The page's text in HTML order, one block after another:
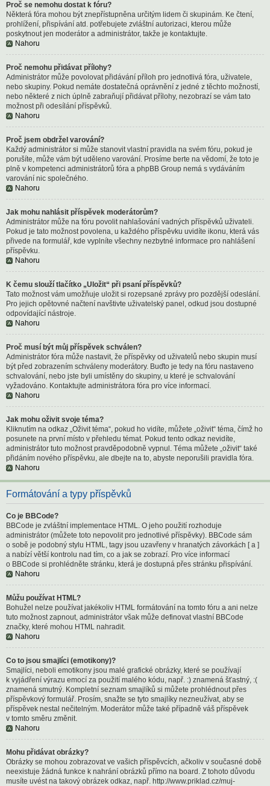
Proč se nemohu dostat k fóru?
Některá fóra mohou být znepřístupněna určitým lidem či skupinám. Ke čtení,
prohlížení, přispívání atd. potřebujete zvláštní autorizaci, kterou může
poskytnout jen moderátor a administrátor, takže je kontaktujte.
Nahoru
Proč nemohu přidávat přílohy?
Administrátor může povolovat přidávání příloh pro jednotlivá fóra, uživatele,
nebo skupiny. Pokud nemáte dostatečná oprávnění z jedné z těchto možností,
nebo některé z nich úplně zabraňují přidávat přílohy, nezobrazí se vám tato
možnost při odesílání příspěvků.
Nahoru
Proč jsem obdržel varování?
Každý administrátor si může stanovit vlastní pravidla na svém fóru, pokud je
porušíte, může vám být uděleno varování. Prosíme berte na vědomí, že toto je
plně v kompetenci administrátorů fóra a phpBB Group nemá s vydáváním
varování nic společného.
Nahoru
Jak mohu nahlásit příspěvek moderátorům?
Administrátor může na fóru povolit nahlašování vadných příspěvků uživateli.
Pokud je tato možnost povolena, u každého příspěvku uvidíte ikonu, která vás
přivede na formulář, kde vyplníte všechny nezbytné informace pro nahlášení
příspěvku.
Nahoru
K čemu slouží tlačítko „Uložit“ při psaní příspěvků?
Tato možnost vám umožňuje uložit si rozepsané zprávy pro pozdější odeslání.
Pro jejich opětovné načtení navštivte uživatelský panel, odkud jsou dostupné
odpovídající nástroje.
Nahoru
Proč musí být můj příspěvek schválen?
Administrátor fóra může nastavit, že příspěvky od uživatelů nebo skupin musí
být před zobrazením schváleny moderátory. Buďto je tedy na fóru nastaveno
schvalování, nebo jste byli umístěny do skupiny, u které je schvalování
vyžadováno. Kontaktujte administrátora fóra pro více informací.
Nahoru
Jak mohu oživit svoje téma?
Kliknutím na odkaz „Oživit téma“, pokud ho vidíte, můžete „oživit“ téma, čímž ho
posunete na první místo v přehledu témat. Pokud tento odkaz nevidíte,
administrátor tuto možnost pravděpodobně vypnul. Téma můžete „oživit“ také
přidáním nového příspěvku, ale dbejte na to, abyste neporušili pravidla fóra.
Nahoru
Formátování a typy příspěvků
Co je BBCode?
BBCode je zvláštní implementace HTML. O jeho použití rozhoduje
administrátor (můžete toto nepovolit pro jednotlivé příspěvky). BBCode sám
o sobě je podobný stylu HTML, tagy jsou uzavřeny v hranatých závorkách [ a ]
a nabízí větší kontrolu nad tím, co a jak se zobrazí. Pro více informací
o BBCode si prohlédněte stránku, která je dostupná přes stránku přispívání.
Nahoru
Můžu používat HTML?
Bohužel nelze používat jakékoliv HTML formátování na tomto fóru a ani nelze
tuto možnost zapnout, administrátor však může definovat vlastní BBCode
značky, které mohou HTML nahradit.
Nahoru
Co to jsou smajlíci (emotikony)?
Smajlíci, neboli emotikony jsou malé grafické obrázky, které se používají
k vyjádření výrazu emocí za použití malého kódu, např. :) znamená šťastný, :(
znamená smutný. Kompletní seznam smajlíků si můžete prohlédnout přes
příspěvkový formulář. Prosím, snažte se tyto smajlíky nezneužívat, aby se
příspěvek nestal nečitelným. Moderátor může také případně váš příspěvek
v tomto směru změnit.
Nahoru
Mohu přidávat obrázky?
Obrázky se mohou zobrazovat ve vašich příspěvcích, ačkoliv v současné době
neexistuje žádná funkce k nahrání obrázků přímo na board. Z tohoto důvodu
musíte uvést na takový obrázek odkaz, např. http://www.priklad.cz/muj-